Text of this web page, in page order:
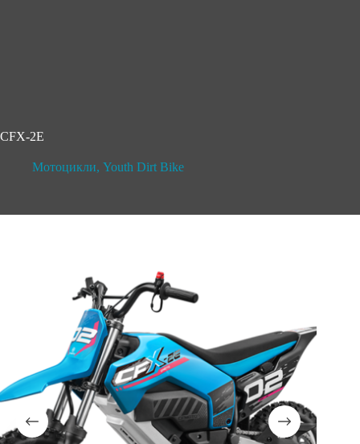
CFX-2E
Мотоцикли, Youth Dirt Bike